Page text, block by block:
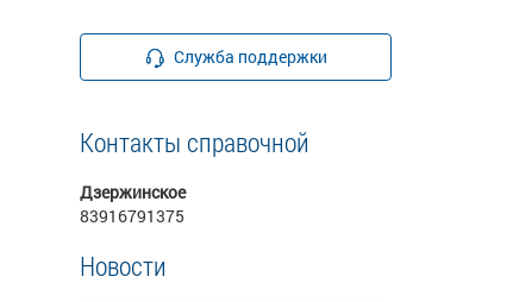
Служба поддержки
Контакты справочной
Дзержинское
83916791375
Новости